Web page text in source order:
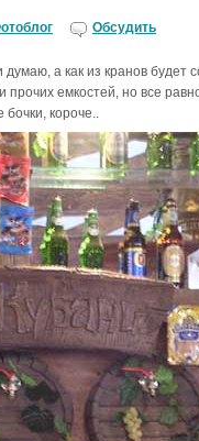
Обсудить
думаю, а как из кранов
и прочих емкостей, но все
бочки, короче..